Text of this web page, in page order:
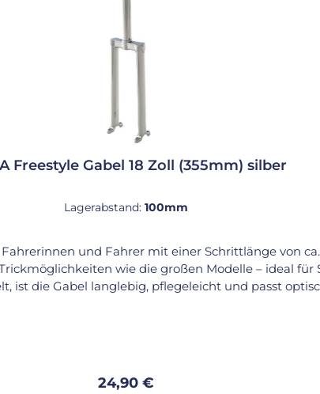
Freestyle Gabel 18 Zoll (355mm) silber
Lagerabstand: 100mm
und Fahrer mit einer Schrittlänge von
wie die großen Modelle – ideal für
ist die Gabel langlebig, pflegeleicht und passt
Regulärer Preis:
24,90 €